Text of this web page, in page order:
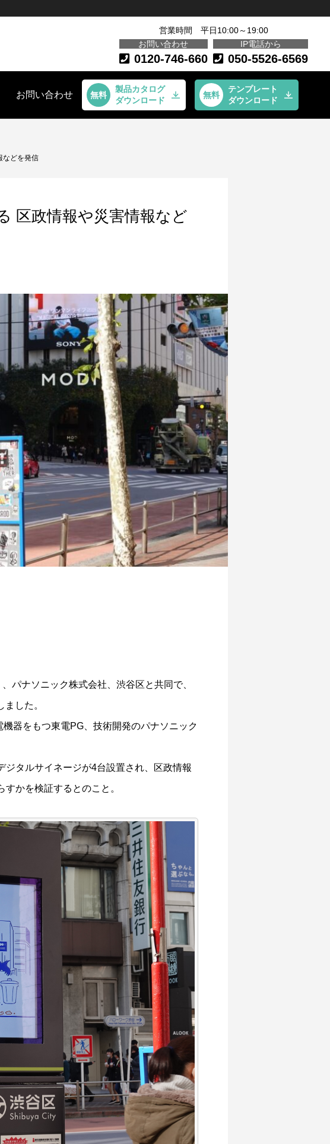
営業時間 平日10:00～19:00
お問い合わせ
0120-746-660
IP電話から
050-5526-6569
お問い合わせ
製品カタログ
ダウンロード
テンプレート
ダウンロード
などを発信
区政情報や災害情報など
パナソニック株式会社、渋谷区と共同で、
した。
器をもつ東電PG、技術開発のパナソニック
タルサイネージが4台設置され、区政情報
かを検証するとのこと。